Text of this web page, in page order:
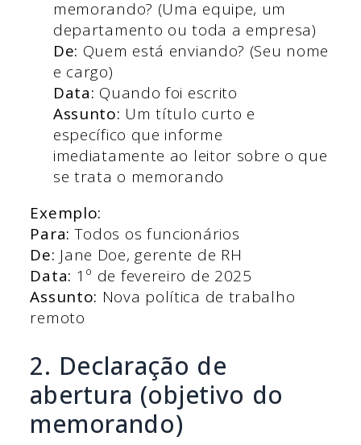
memorando? (Uma equipe, um
departamento ou toda a empresa)
De: Quem está enviando? (Seu nome
e cargo)
Data: Quando foi escrito
Assunto: Um título curto e
específico que informe
imediatamente ao leitor sobre o que
se trata o memorando
Exemplo:
Para: Todos os funcionários
De: Jane Doe, gerente de RH
Data: 1º de fevereiro de 2025
Assunto: Nova política de trabalho
remoto
2. Declaração de
abertura (objetivo do
memorando)